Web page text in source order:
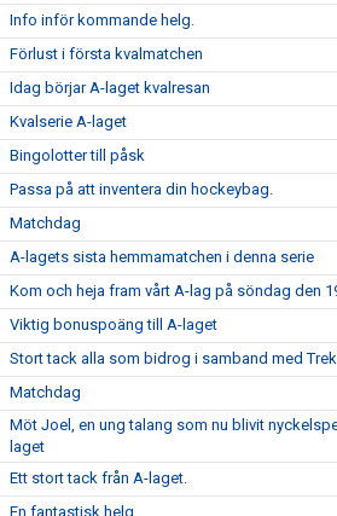
Info inför kommande helg.
Förlust i första kvalmatchen
Idag börjar A-laget kvalresan
Kvalserie A-laget
Bingolotter till påsk
Passa på att inventera din hockeybag.
Matchdag
A-lagets sista hemmamatchen i denna serie
Kom och heja fram vårt A-lag på söndag den
Viktig bonuspoäng till A-laget
Stort tack alla som bidrog i samband med
Matchdag
Möt Joel, en ung talang som nu blivit
laget
Ett stort tack från A-laget.
En fantastisk helg